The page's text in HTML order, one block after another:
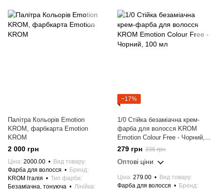
Палітра Кольорів Emotion
KROM, фарбкарта Emotion
KROM
2 000 грн
Ціна 2000.00
Вид товару
Фарба для волосся
Бренд
KROM Італія
Тип фарби
Безаміачна, тонуюча
Лінійка
−17%
1/0 Стійка безаміачна крем-
фарба для волосся KROM
Emotion Colour Free - Чорний,
100 мл
279 грн 336 грн
Оптові ціни
Ціна 279.00
Вид товару
Фарба для волосся
Бренд